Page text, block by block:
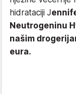
hidrataciji J
Neutrogeninu
našim
eura.